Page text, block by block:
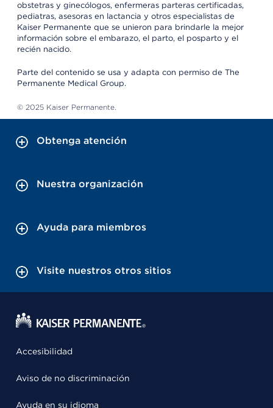
obstetras y ginecólogos, enfermeras parteras certificadas,
pediatras, asesoras en lactancia y otros especialistas de
Kaiser Permanente que se unieron para brindarle la mejor
información sobre el embarazo, el parto, el posparto y el
recién nacido.
Parte del contenido se usa y adapta con permiso de The
Permanente Medical Group.
© 2025 Kaiser Permanente.
Obtenga atención
Nuestra organización
Ayuda para miembros
Visite nuestros otros sitios
Accesibilidad
Aviso de no discriminación
Ayuda en su idioma